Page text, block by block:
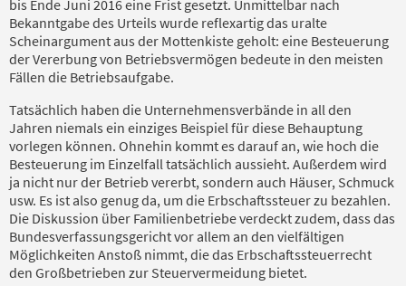
bis Ende Juni 2016 eine Frist gesetzt. Unmittelbar nach
Bekanntgabe des Urteils wurde reflexartig das uralte
Scheinargument aus der Mottenkiste geholt: eine Besteuerung
der Vererbung von Betriebsvermögen bedeute in den meisten
Fällen die Betriebsaufgabe.
Tatsächlich haben die Unternehmensverbände in all den
Jahren niemals ein einziges Beispiel für diese Behauptung
vorlegen können. Ohnehin kommt es darauf an, wie hoch die
Besteuerung im Einzelfall tatsächlich aussieht. Außerdem wird
ja nicht nur der Betrieb vererbt, sondern auch Häuser, Schmuck
usw. Es ist also genug da, um die Erbschaftssteuer zu bezahlen.
Die Diskussion über Familienbetriebe verdeckt zudem, dass das
Bundesverfassungsgericht vor allem an den vielfältigen
Möglichkeiten Anstoß nimmt, die das Erbschaftssteuerrecht
den Großbetrieben zur Steuervermeidung bietet.